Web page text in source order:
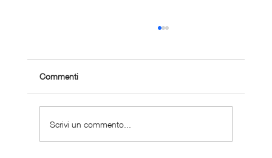
Commenti
Scrivi un commento...